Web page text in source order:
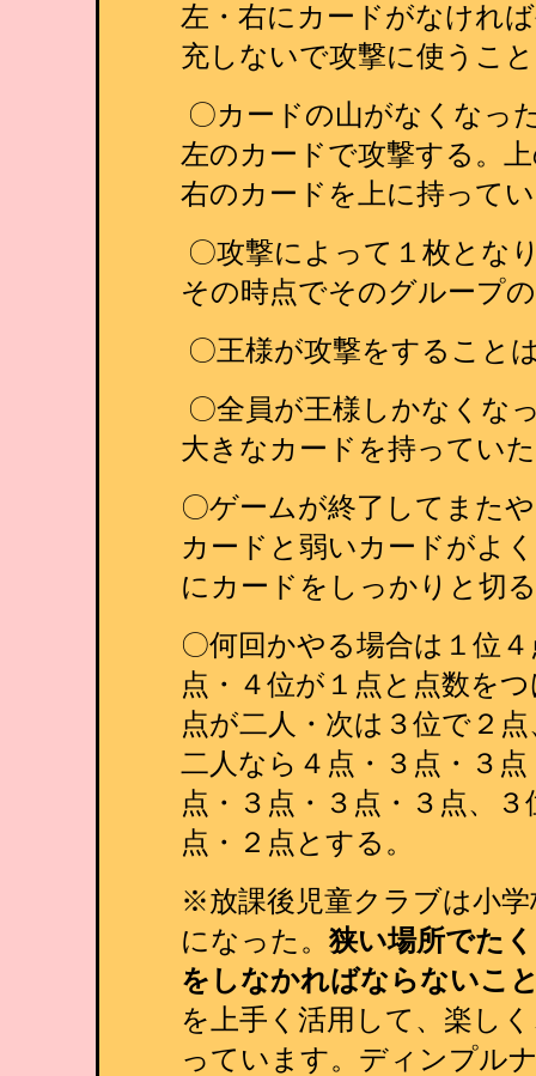
左・右にカードがなけれ
充しないで攻撃に使うこ
〇カードの山がなくなっ
左のカードで攻撃する。
右のカードを上に持って
〇攻撃によって１枚とな
その時点でそのグループ
〇王様が攻撃をすること
〇全員が王様しかなくな
大きなカードを持ってい
〇ゲームが終了してまた
カードと弱いカードがよ
にカードをしっかりと切
〇何回かやる場合は１位
点・４位が１点と点数を
点が二人・次は３位で２
二人なら４点・３点・３
点・３点・３点・３点、
点・２点とする。
※放課後児童クラブは小
になった。 狭い場所でた
をしなかればならないこ
を上手く活用して、楽し
っています。ディンプル